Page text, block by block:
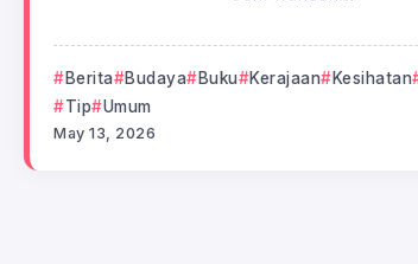
Berita Budaya Buku Kerajaan Kesihatan
Tip
Umum
May 13, 2026